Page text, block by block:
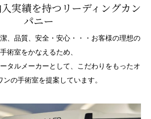
実績を持つリーディングカン
パニー
、品質、安全・安心・・・お客様の理想の
手術室をかなえるため、
タルメーカーとして、こだわりをもったオ
ンの手術室を提案しています。